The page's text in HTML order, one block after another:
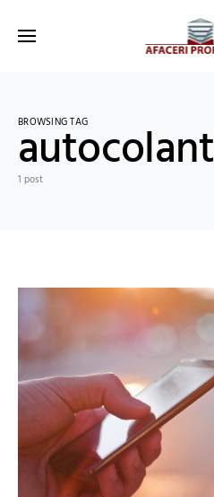
BROWSING TAG
autocolant
1 post